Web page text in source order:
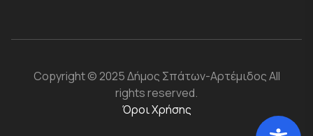
Copyright© 2025 Δήμος Σπάτων-ΑρτέμιδοςAll
rights reserved.
Όροι Χρήσης